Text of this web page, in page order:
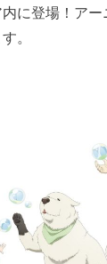
に登場！ア
。